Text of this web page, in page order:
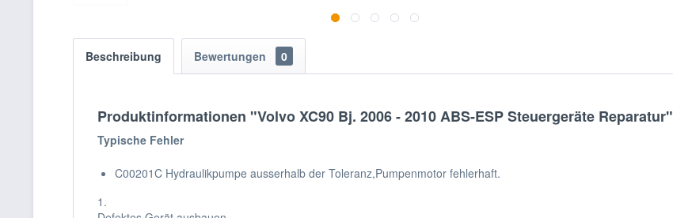
Beschreibung Bewertungen 0
Produktinformationen "Volvo XC90 Bj. 2006 - 2010 ABS-ESP Steuergeräte Reparatur"
Typische Fehler
C00201C Hydraulikpumpe ausserhalb der Toleranz,Pumpenmotor fehlerhaft.
1.